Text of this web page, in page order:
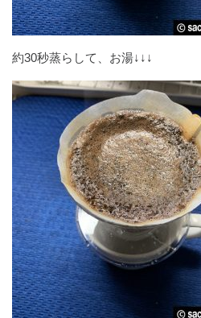
約30秒蒸らして、お湯↓↓↓